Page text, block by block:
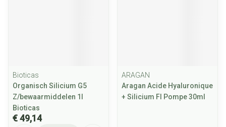
Bioticas
Organisch Silicium G5
Z/bewaarmiddelen 1l
Bioticas
€ 49,14
ARAGAN
Aragan Acide Hyaluronique
+ Silicium Fl Pompe 30ml